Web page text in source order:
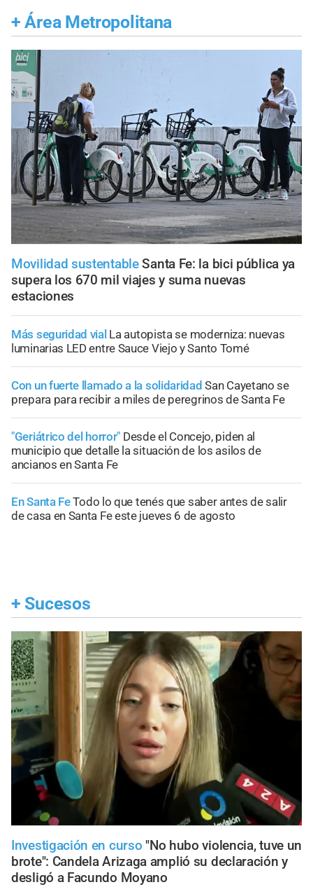
+ Área Metropolitana
Movilidad sustentable Santa Fe: la bici pública ya
supera los 670 mil viajes y suma nuevas
estaciones
Más seguridad vial La autopista se moderniza: nuevas
luminarias LED entre Sauce Viejo y Santo Tomé
Con un fuerte llamado a la solidaridad San Cayetano se
prepara para recibir a miles de peregrinos de Santa Fe
"Geriátrico del horror" Desde el Concejo, piden al
municipio que detalle la situación de los asilos de
ancianos en Santa Fe
En Santa FeTodo lo que tenés que saber antes de salir
de casa en Santa Fe este jueves 6 de agosto
+ Sucesos
Investigación en curso "No hubo violencia, tuve un
brote": Candela Arizaga amplió su declaración y
desligó a Facundo Moyano